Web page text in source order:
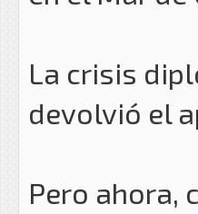
La crisis
devolvió el
Pero ahora,